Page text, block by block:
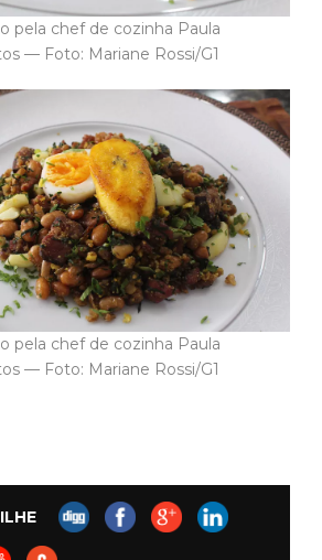
pela chef de cozinha Paula
— Foto: Mariane Rossi/G1
pela chef de cozinha Paula
— Foto: Mariane Rossi/G1